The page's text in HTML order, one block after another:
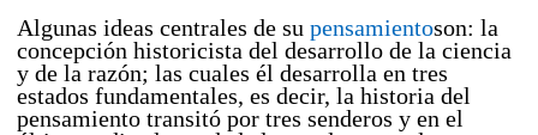
Algunas ideas centrales de su pensamientoson: la
concepción historicista del desarrollo de la ciencia
y de la razón; las cuales él desarrolla en tres
estados fundamentales, es decir, la historia del
pensamiento transitó por tres senderos y en el